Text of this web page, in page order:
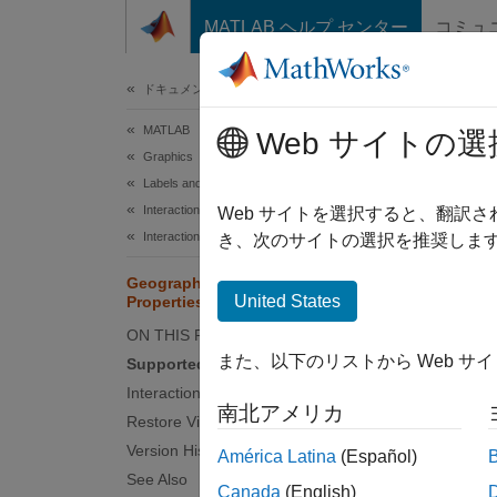
コンテンツへスキップ
MATLAB ヘルプ センター コミュ
ドキュメンテーションのホーム
MATLAB
Graphics
Labels and Styling
Interactions, Camera Views, and Lighting
Interaction Control
GeographicAxesInteractionOptions
Properties
ON THIS PAGE
Supported Interactions
Interaction Display
Restore View
Version History
See Also
Since
f =
gx =
Web サイトの選
Web サイトを選択すると、翻訳
き、次のサイトの選択を推奨しま
United States
また、以下のリストから Web サ
南北アメリカ
América Latina (Español)
Canada (English)